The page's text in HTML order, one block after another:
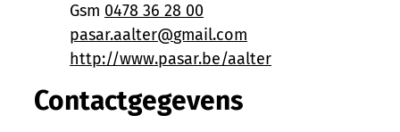
0478 36 28 00
E-mailpasar.aalter@gmail.com
Websitehttp://www.pasar.be/aalter
Contactgegevens